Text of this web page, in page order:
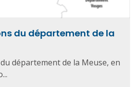
du département de la
département de la Meuse, en